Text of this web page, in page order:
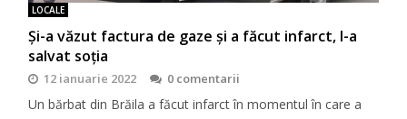
LOCALE
Și-a văzut factura de gaze și a făcut infarct, l-a
salvat soția
12 ianuarie 2022 0 comentarii
Un bărbat din Brăila a făcut infarct în momentul în care a